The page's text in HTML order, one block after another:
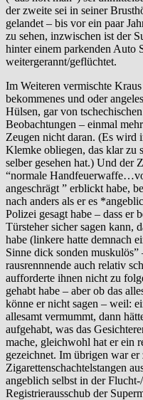
der zweite sei in seiner
gelandet – bis vor ein paar
zu sehen, inzwischen ist der
hinter einem parkenden Auto
weitergerannt/geflüchtet.
Im Weiteren vermischte
bekommenes und oder
Hülsen, gar von
Beobachtungen – einmal
Zeugen nicht daran. (Es wird
Klemke obliegen, das klar zu
selber gesehen hat.) Und der
“normale
angeschrägt ” erblickt habe,
nach anders als er es
Polizei gesagt habe – dass er
Türsteher sicher sagen kann,
habe (linkere hatte demnach
Sinne dick sonden muskulös”
rausrennnende auch relativ
aufforderte ihnen nicht zu
gehabt habe – aber ob das
könne er nicht sagen – weil:
allesamt vermummt, dann
aufgehabt, was das
mache, gleichwohl hat er ein
gezeichnet. Im übrigen war
Zigarettenschachtelstangen
angeblich selbst in der
Registrierausschub der